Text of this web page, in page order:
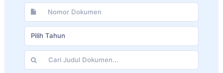
Pilih Tahun